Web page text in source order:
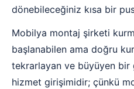
dönebileceğiniz kısa bir
Mobilya montaj şirketi
başlanabilen ama doğru
tekrarlayan ve büyüyen
hizmet girişimidir; çünkü